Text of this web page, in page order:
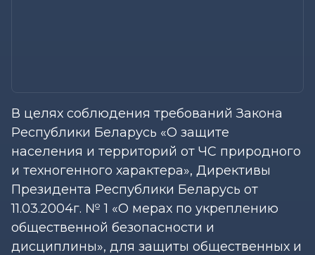
В целях соблюдения требований Закона
Республики Беларусь «О защите
населения и территорий от ЧС природного
и техногенного характера», Директивы
Президента Республики Беларусь от
11.03.2004г. № 1 «О мерах по укреплению
общественной безопасности и
дисциплины», для защиты общественных и